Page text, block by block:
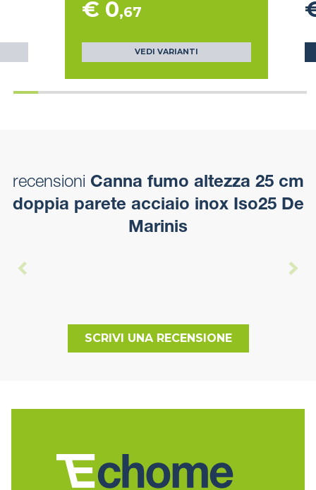
€ 0,67
VEDI VARIANTI
recensioni Canna fumo altezza 25 cm
doppia parete acciaio inox Iso25 De
Marinis
SCRIVI UNA RECENSIONE